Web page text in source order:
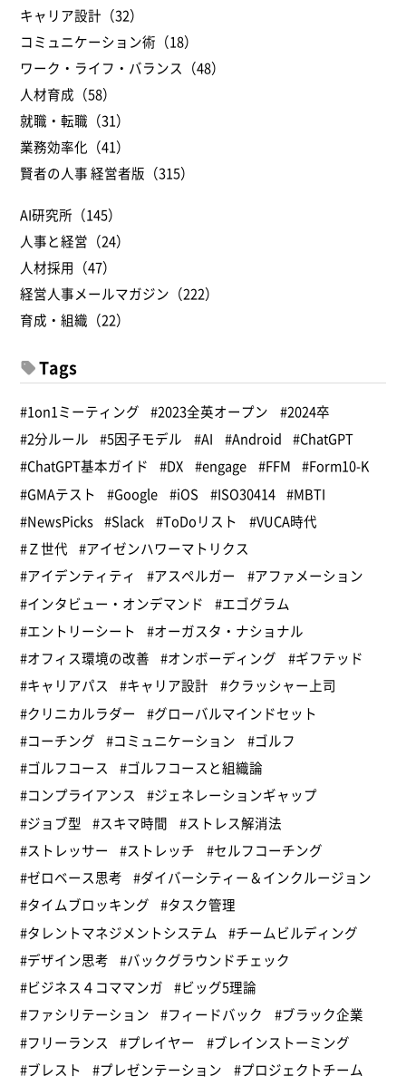
キャリア設計（32）
コミュニケーション術（18）
ワーク・ライフ・バランス（48）
人材育成（58）
就職・転職（31）
業務効率化（41）
賢者の人事 経営者版（315）
AI研究所（145）
人事と経営（24）
人材採用（47）
経営人事メールマガジン（222）
育成・組織（22）
Tags
#1on1ミーティング #2023全英オープン
#2024卒
#2分ルール
#5因子モデル #AI #Android #ChatGPT
#ChatGPT基本ガイド
#DX #engage #FFM #Form10-K
#GMAテスト
#Google #iOS #ISO30414 #MBTI
#NewsPicks #Slack #ToDoリスト
#VUCA時代
#Ｚ世代
#アイゼンハワーマトリクス
#アイデンティティ
#アスペルガー
#アファメーション
#インタビュー・オンデマンド
#エゴグラム
#エントリーシート
#オーガスタ・ナショナル
#オフィス環境の改善
#オンボーディング
#ギフテッド
#キャリアパス
#キャリア設計
#クラッシャー上司
#クリニカルラダー
#グローバルマインドセット
#コーチング
#コミュニケーション
#ゴルフ
#ゴルフコース
#ゴルフコースと組織論
#コンプライアンス
#ジェネレーションギャップ
#ジョブ型
#スキマ時間
#ストレス解消法
#ストレッサー
#ストレッチ
#セルフコーチング
#ゼロベース思考
#ダイバーシティー＆インクルージョン
#タイムブロッキング
#タスク管理
#タレントマネジメントシステム
#チームビルディング
#デザイン思考
#バックグラウンドチェック
#ビジネス４コママンガ
#ビッグ5理論
#ファシリテーション
#フィードバック
#ブラック企業
#フリーランス
#プレイヤー
#ブレインストーミング
#ブレスト
#プレゼンテーション
#プロジェクトチーム